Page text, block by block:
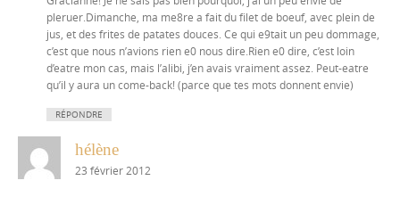
pleruer.Dimanche, ma me8re a fait du filet de boeuf, avec plein de
jus, et des frites de patates douces. Ce qui e9tait un peu dommage,
c’est que nous n’avions rien e0 nous dire.Rien e0 dire, c’est loin
d’eatre mon cas, mais l’alibi, j’en avais vraiment assez. Peut-eatre
qu’il y aura un come-back! (parce que tes mots donnent envie)
RÉPONDRE
hélène
23 février 2012